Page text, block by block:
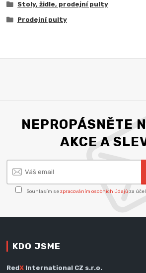
Stoly, židle, prodejní pulty
Prodejní pulty
NEPROPÁSNĚTE
AKCE A
Souhlasím sezpracováním osobních údajů za
KDO JSME
RedX International CZ s.r.o.